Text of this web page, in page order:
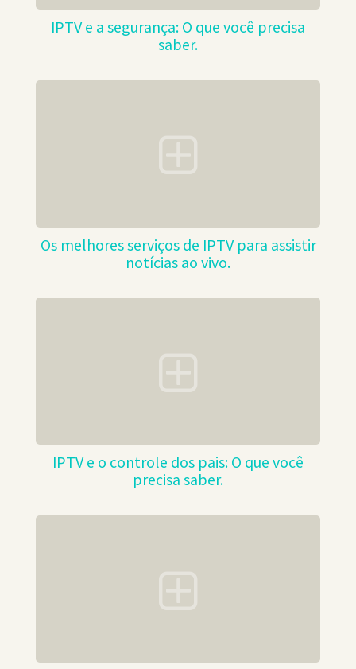
IPTV e a segurança: O que você precisa
saber.
Os melhores serviços de IPTV para assistir
notícias ao vivo.
IPTV e o controle dos pais: O que você
precisa saber.